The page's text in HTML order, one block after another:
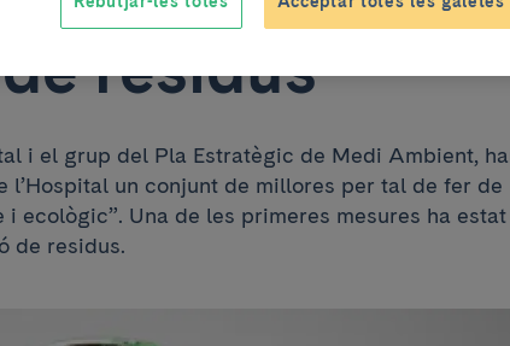
residus
i el grup del Pla Estratègic de Medi Ambient,
un conjunt de millores per tal de fer de
i ecològic”. Una de les primeres mesures ha estat
de residus.